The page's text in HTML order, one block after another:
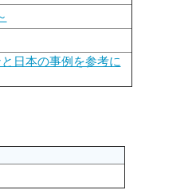
日本の事例を参考に